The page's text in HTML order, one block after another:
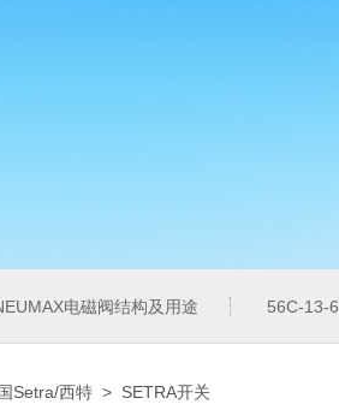
电磁阀结构及用途 56C-13-
Setra/西特 > SETRA开关